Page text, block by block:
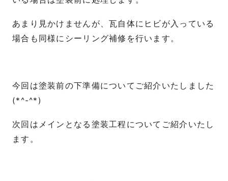
あまり見かけませんが、瓦自体にヒビが入っている
場合も同様にシーリング補修を行います。
今回は塗装前の下準備についてご紹介いたしました
(*^-^*)
次回はメインとなる塗装工程についてご紹介いたし
ます。